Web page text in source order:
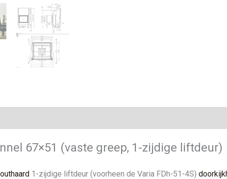
67×51 (vaste greep, 1-zijdige liftdeur)
1-zijdige liftdeur (voorheen de Varia FDh-51-4S)